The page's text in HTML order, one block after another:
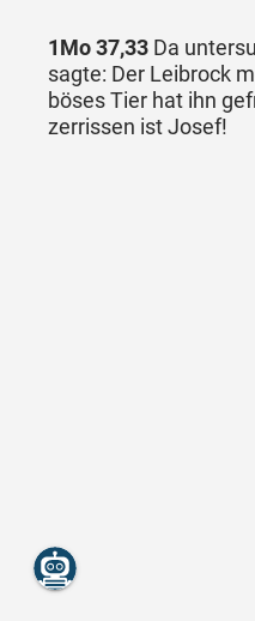
1Mo 37,33 Da
sagte: Der Leibrock
böses Tier hat ihn
zerrissen ist Josef!